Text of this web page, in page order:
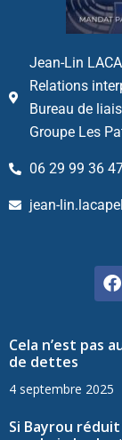
Jean-Lin
Relations
Bureau de
Groupe Les
06 29 99 36
jean-
Cela n’est pas
de dettes
4 septembre 2025
Si Bayrou